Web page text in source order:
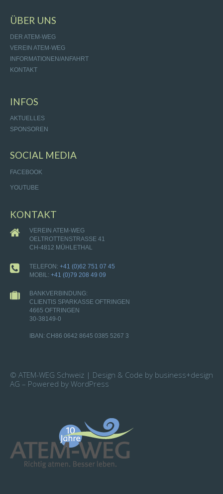
ÜBER UNS
DER ATEM-WEG
VEREIN ATEM-WEG
INFORMATIONEN/ANFAHRT
KONTAKT
INFOS
AKTUELLES
SPONSOREN
SOCIAL MEDIA
FACEBOOK
YOUTUBE
KONTAKT
VEREIN ATEM-WEG
OELTROTTENSTRASSE 41
CH-4812 MÜHLETHAL
TELEFON: +41 (0)62 751 07 45
MOBIL: +41 (0)79 208 49 09
BANKVERBINDUNG:
CLIENTIS SPARKASSE OFTRINGEN
4665 OFTRINGEN
30-38149-0
IBAN: CH86 0642 8645 0385 5267 3
© ATEM-WEG Schweiz | Design & Code by business+design
AG – Powered by WordPress